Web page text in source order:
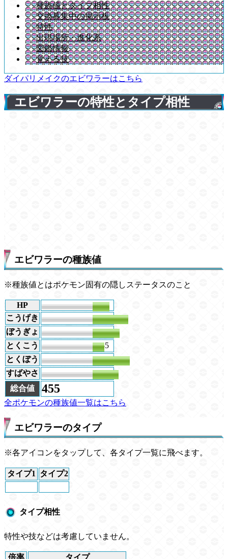
種族値とタイプ相性
交換募集中の掲示板
特性
出現場所・進化系
図鑑情報
覚える技
ダイパリメイクのエビワラーはこちら
エビワラーの特性とタイプ相性
エビワラーの種族値
※種族値とはポケモン固有の隠しステータスのこと
HP
50
こうげき
105
ぼうぎょ
79
とくこう
35
とくぼう
110
すばやさ
76
総合値
455
全ポケモンの種族値一覧はこちら
エビワラーのタイプ
※各アイコンをタップして、各タイプ一覧に飛べます。
タイプ1 タイプ2
タイプ相性
特性や技などは考慮していません。
倍率 タイプ